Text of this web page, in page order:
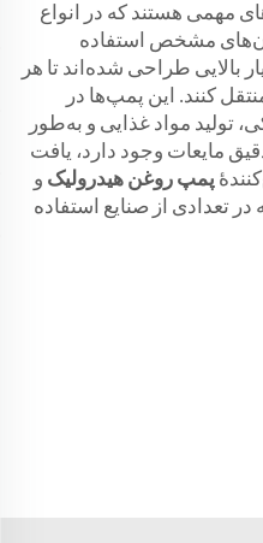
مهمی هستند که در انواع
مشخص استفاده
بالایی طراحی شده‌اند تا هر
کنند. این پمپ‌ها در
تولید مواد غذایی و به‌طور
مایعات وجود دارد، یافت
پمپ روغن هیدرولیک و
تعدادی از صنایع استفاده